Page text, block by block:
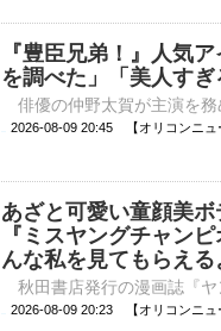
『豊臣兄弟！』人気
を調べた」「美人すぎ
2026-08-09 20:45 【オリコンニュ
あざと可愛い童顔美
『ミスヤングチャン
んな私を見てもらえる
2026-08-09 20:23 【オリコンニュ